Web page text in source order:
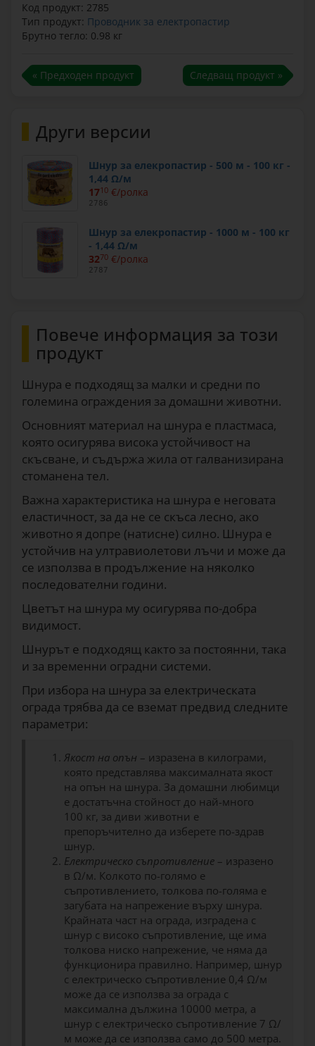
Код продукт: 2785
Тип продукт: Проводник за електропастир
Брутно тегло: 0.98 кг
« Предходен продукт Следващ продукт »
Други версии
Шнур за елекропастир - 500 м - 100 кг -
1,44 Ω/м
1710 €/ролка
2786
Шнур за елекропастир - 1000 м - 100 кг
- 1,44 Ω/м
3270 €/ролка
2787
Повече информация за този
продукт
Шнура е подходящ за малки и средни по
големина ограждения за домашни животни.
Основният материал на шнура е пластмаса,
която осигурява висока устойчивост на
скъсване, и съдържа жила от галванизирана
стоманена тел.
Важна характеристика на шнура е неговата
еластичност, за да не се скъса лесно, ако
животно я допре (натисне) силно. Шнура е
устойчив на ултравиолетови лъчи и може да
се използва в продължение на няколко
последователни години.
Цветът на шнура му осигурява по-добра
видимост.
Шнурът е подходящ както за постоянни, така
и за временни оградни системи.
При избора на шнура за електрическата
ограда трябва да се вземат предвид следните
параметри:
Якост на опън – изразена в килограми,
която представлява максималната якост
на опън на шнура. За домашни любимци
е достатъчна стойност до най-много
100 кг, за диви животни е
препоръчително да изберете по-здрав
шнур.
Електрическо съпротивление – изразено
в Ω/м. Колкото по-голямо е
съпротивлението, толкова по-голяма е
загубата на напрежение върху шнура.
Крайната част на ограда, изградена с
шнур с високо съпротивление, ще има
толкова ниско напрежение, че няма да
функционира правилно. Например, шнур
с електрическо съпротивление 0,4 Ω/м
може да се използва за ограда с
максимална дължина 10000 метра, а
шнур с електрическо съпротивление 7 Ω/
м може да се използва само до 500 метра.